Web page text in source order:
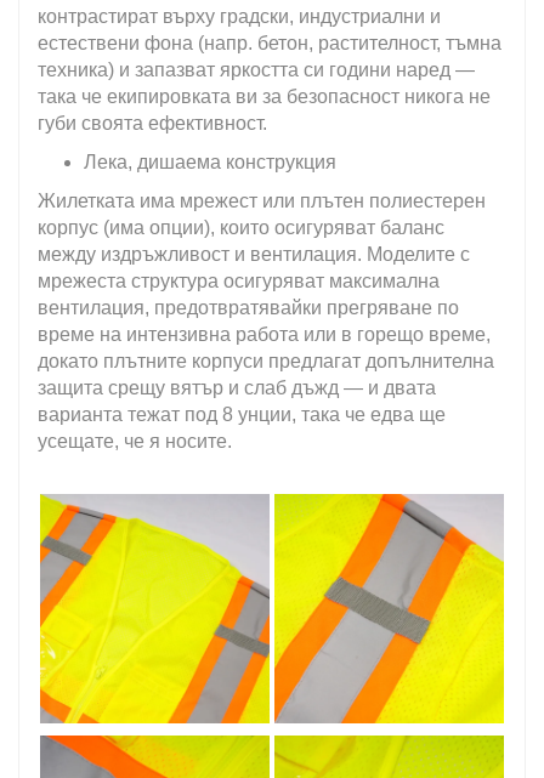
контрастират върху градски, индустриални и
естествени фона (напр. бетон, растителност, тъмна
техника) и запазват яркостта си години наред —
така че екипировката ви за безопасност никога не
губи своята ефективност.
Лека, дишаема конструкция
Жилетката има мрежест или плътен полиестерен
корпус (има опции), които осигуряват баланс
между издръжливост и вентилация. Моделите с
мрежеста структура осигуряват максимална
вентилация, предотвратявайки прегряване по
време на интензивна работа или в горещо време,
докато плътните корпуси предлагат допълнителна
защита срещу вятър и слаб дъжд — и двата
варианта тежат под 8 унции, така че едва ще
усещате, че я носите.